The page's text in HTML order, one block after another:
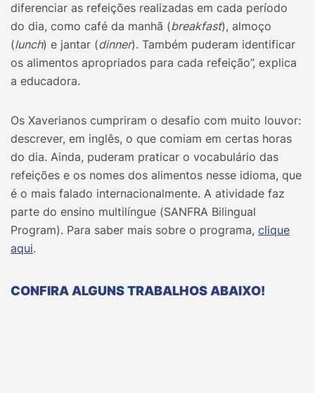
diferenciar as refeições realizadas em cada período
do dia, como café da manhã (breakfast), almoço
(lunch) e jantar (dinner). Também puderam identificar
os alimentos apropriados para cada refeição”, explica
a educadora.
Os Xaverianos cumpriram o desafio com muito louvor:
descrever, em inglês, o que comiam em certas horas
do dia. Ainda, puderam praticar o vocabulário das
refeições e os nomes dos alimentos nesse idioma, que
é o mais falado internacionalmente. A atividade faz
parte do ensino multilíngue (SANFRA Bilingual
Program). Para saber mais sobre o programa, clique
aqui.
CONFIRA ALGUNS TRABALHOS ABAIXO!